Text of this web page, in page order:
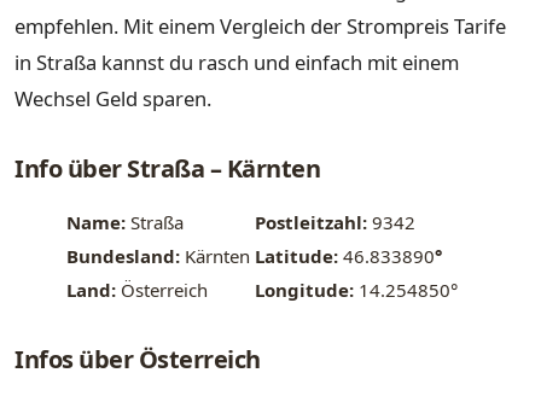
empfehlen. Mit einem Vergleich der Strompreis Tarife
in Straßa kannst du rasch und einfach mit einem
Wechsel Geld sparen.
Info über Straßa – Kärnten
Name: Straßa Postleitzahl: 9342
Bundesland: Kärnten Latitude: 46.833890°
Land: Österreich Longitude: 14.254850°
Infos über Österreich